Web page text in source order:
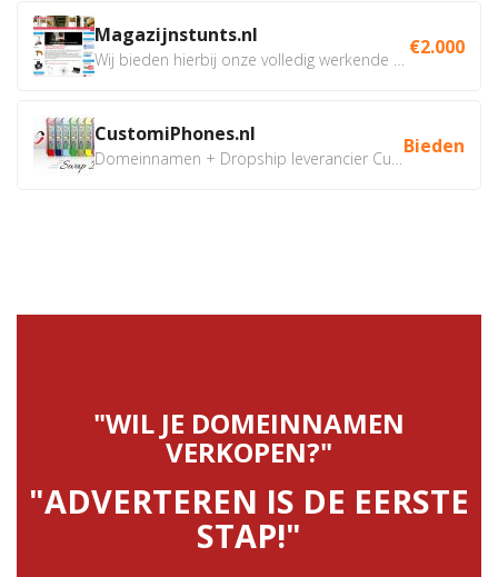
Magazijnstunts.nl €2.000
CustomiPhones.nl Bieden
"WIL JE DOMEINNAMEN
VERKOPEN?"
"ADVERTEREN IS DE EERSTE
STAP!"